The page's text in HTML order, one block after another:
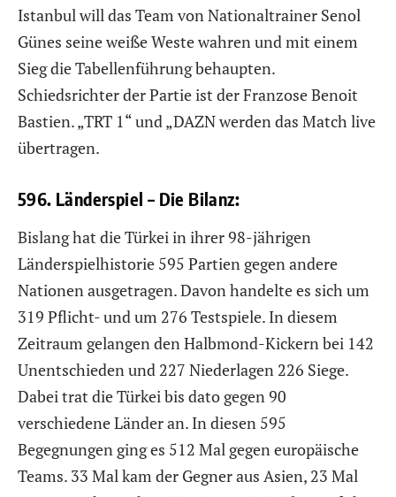
Istanbul will das Team von Nationaltrainer Senol
Günes seine weiße Weste wahren und mit einem
Sieg die Tabellenführung behaupten.
Schiedsrichter der Partie ist der Franzose Benoit
Bastien. „TRT 1“ und „DAZN werden das Match live
übertragen.
596. Länderspiel – Die Bilanz:
Bislang hat die Türkei in ihrer 98-jährigen
Länderspielhistorie 595 Partien gegen andere
Nationen ausgetragen. Davon handelte es sich um
319 Pflicht- und um 276 Testspiele. In diesem
Zeitraum gelangen den Halbmond-Kickern bei 142
Unentschieden und 227 Niederlagen 226 Siege.
Dabei trat die Türkei bis dato gegen 90
verschiedene Länder an. In diesen 595
Begegnungen ging es 512 Mal gegen europäische
Teams. 33 Mal kam der Gegner aus Asien, 23 Mal